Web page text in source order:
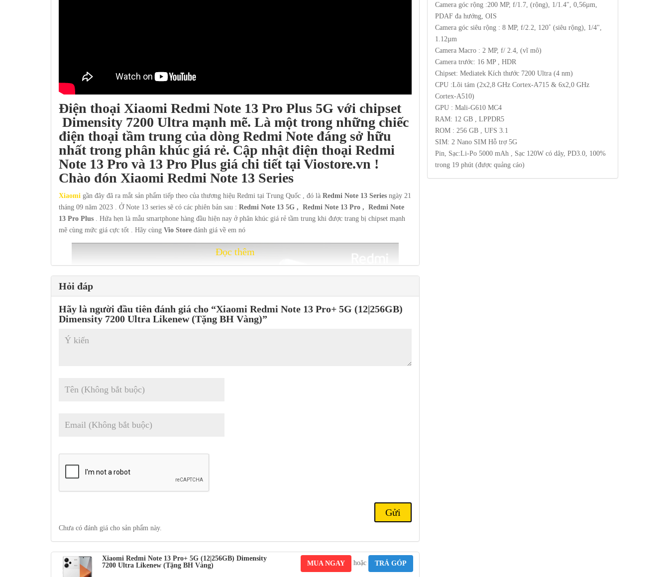
Camera góc rộng :200 MP, f/1.7, (rộng), 1/1.4", 0,56µm,
PDAF đa hướng, OIS
Camera góc siêu rộng : 8 MP, f/2.2, 120˚ (siêu rộng), 1/4",
1.12µm
Camera Macro : 2 MP, f/ 2.4, (vĩ mô)
Camera trước: 16 MP , HDR
Chipset: Mediatek Kích thước 7200 Ultra (4 nm)
CPU :Lõi tám (2x2,8 GHz Cortex-A715 & 6x2,0 GHz
Cortex-A510)
GPU : Mali-G610 MC4
RAM: 12 GB , LPPDR5
ROM : 256 GB , UFS 3.1
SIM: 2 Nano SIM Hỗ trợ 5G
Pin, Sạc:Li-Po 5000 mAh , Sạc 120W có dây, PD3.0, 100%
trong 19 phút (được quảng cáo)
Điện thoại Xiaomi Redmi Note 13 Pro Plus 5G với chipset
Dimensity 7200 Ultra mạnh mẽ. Là một trong những chiếc
điện thoại tầm trung của dòng Redmi Note đáng sở hữu
nhất trong phân khúc giá rẻ. Cập nhật điện thoại Redmi
Note 13 Pro và 13 Pro Plus giá chi tiết tại Viostore.vn !
Chào đón Xiaomi Redmi Note 13 Series
Xiaomi gần đây đã ra mắt sản phẩm tiếp theo của thương hiệu Redmi tại Trung Quốc , đó là Redmi Note 13 Series ngày 21
tháng 09 năm 2023 . Ở Note 13 series sẽ có các phiên bản sau : Redmi Note 13 5G , Redmi Note 13 Pro , Redmi Note
13 Pro Plus . Hứa hẹn là mẫu smartphone hàng đầu hiện nay ở phân khúc giá rẻ tầm trung khi được trang bị chipset mạnh
mẽ cùng mức giá cực tốt . Hãy cùng Vio Store đánh giá về em nó
Đọc thêm
Hỏi đáp
Hãy là người đầu tiên đánh giá cho “Xiaomi Redmi Note 13 Pro+ 5G (12|256GB)
Dimensity 7200 Ultra Likenew (Tặng BH Vàng)”
Chưa có đánh giá cho sản phẩm này.
Xiaomi Redmi Note 13 Pro+ 5G (12|256GB) Dimensity
7200 Ultra Likenew (Tặng BH Vàng)
MUA NGAY hoặc TRẢ GÓP